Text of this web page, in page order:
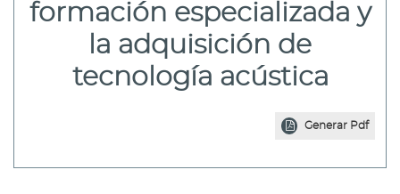
formación especializada y
la adquisición de
tecnología acústica
Generar Pdf